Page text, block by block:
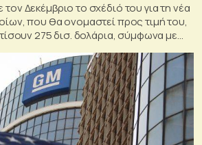
Δεκέμβριο το σχέδιό του για τη νέα
που θα ονομαστεί προς τιμή του,
275 δισ. δολάρια, σύμφωνα με